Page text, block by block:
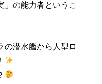
」の能力者というこ
の潜水艦から人型ロ